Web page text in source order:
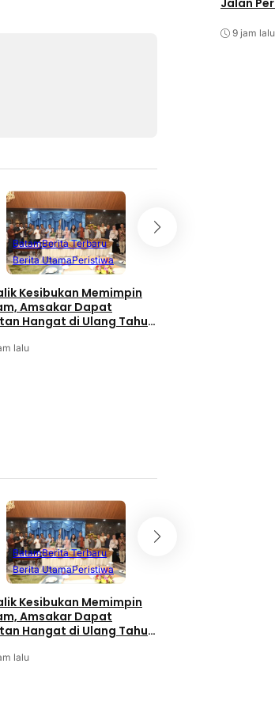
BatamBerita Terbaru
Berita UtamaPeristiwa
Kesibukan Memimpin
Amsakar Dapat
Hangat di Ulang Tahun
lalu
BatamBerita Terbaru
Berita UtamaPeristiwa
Kesibukan Memimpin
Amsakar Dapat
Hangat di Ulang Tahun
lalu
9 jam lalu